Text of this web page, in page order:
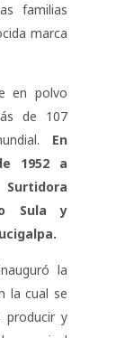
familias
marca
en polvo
de 107
En
1952 a
Sula y
la
la cual se
producir y